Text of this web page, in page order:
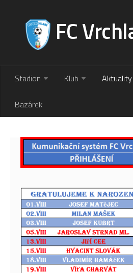
FC
Stadion Klub Aktuality
Bazárek